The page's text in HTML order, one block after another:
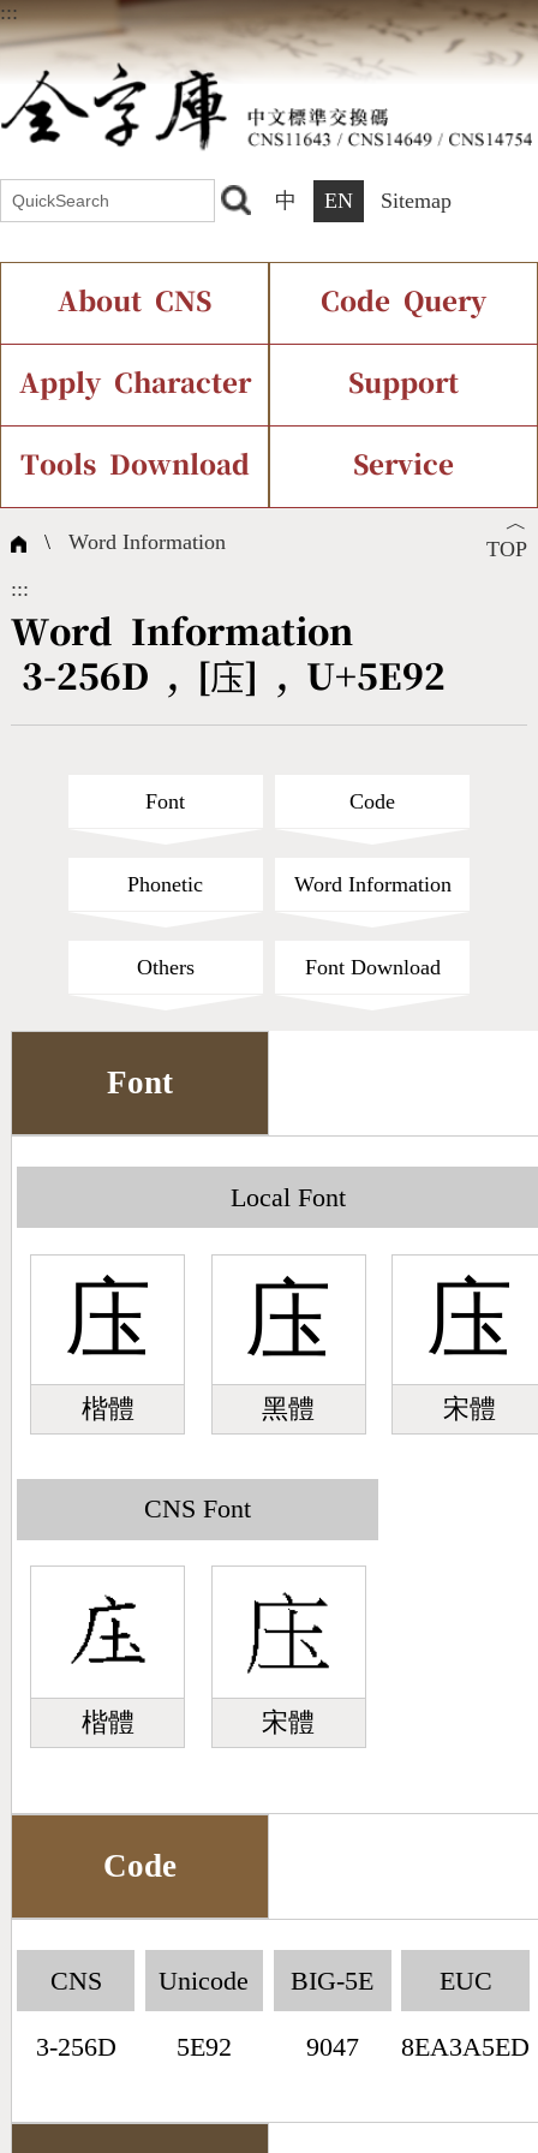
:::
中 EN Sitemap
About CNS
Introduction Current Status
Chinese Code Status
Terms
International Org.
Code Query
IDS Query
Components Query
Composite Query
Bopomofo Query
Cang-Jie Query
CNS Query
Pinyin Word Index
Apply Character
Application Process
Support
Font Instant Display
Character Creation
CNS Authorization
Tools Download
Character Create Tools
Fonts Download
Service
FAQ
Satisfaction Survey
︿
TOP
\Word Information
:::
Word Information
3-256D , [庒] , U+5E92
Font Code
Phonetic Word Information
Others Font Download
Font
Local Font
庒
楷體
庒
黑體
庒
宋體
CNS Font
楷體 宋體
Code
CNS
3-256D
Unicode
5E92
BIG-5E
9047
EUC
8EA3A5ED